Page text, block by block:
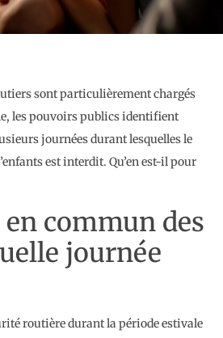
sont particulièrement chargés
les pouvoirs publics identifient
journées durant lesquelles le
est interdit. Qu’en est-il pour
commun des
journée
routière durant la période estivale